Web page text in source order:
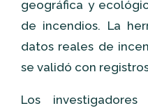
geográfica y
de incendios. La
datos reales de
se validó con
Los investigadores